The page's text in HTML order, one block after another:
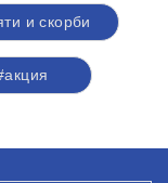
и скорби